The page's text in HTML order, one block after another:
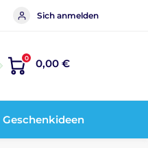
Sich anmelden
0 0,00 €
Geschenkideen